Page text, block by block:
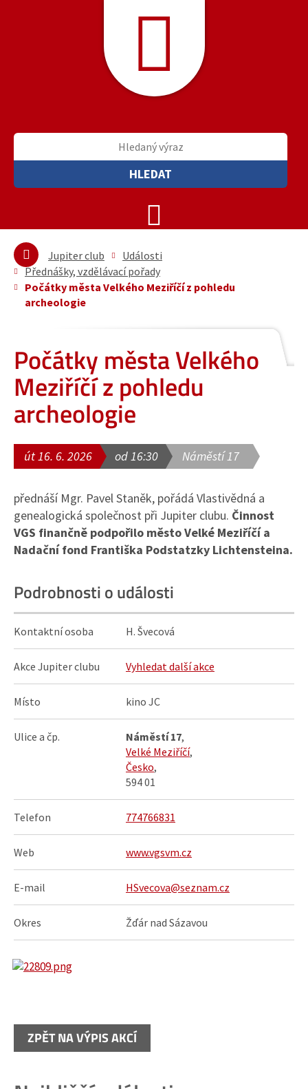
HLEDAT
Jupiter club
Události
Přednášky, vzdělávací pořady
Počátky města Velkého Meziříčí z pohledu
archeologie
Počátky města Velkého
Meziříčí z pohledu
archeologie
út 16. 6. 2026 od 16:30 Náměstí 17
přednáší Mgr. Pavel Staněk, pořádá Vlastivědná a
genealogická společnost při Jupiter clubu. Činnost
VGS finančně podpořilo město Velké Meziříčí a
Nadační fond Františka Podstatzky Lichtensteina.
Podrobnosti o události
Kontaktní osoba H. Švecová
Akce Jupiter clubu Vyhledat další akce
Místo kino JC
Ulice a čp. Náměstí 17,
Velké Meziříčí,
Česko,
594 01
Telefon 774766831
Web www.vgsvm.cz
E-mail HSvecova@seznam.cz
Okres Žďár nad Sázavou
ZPĚT NA VÝPIS AKCÍ